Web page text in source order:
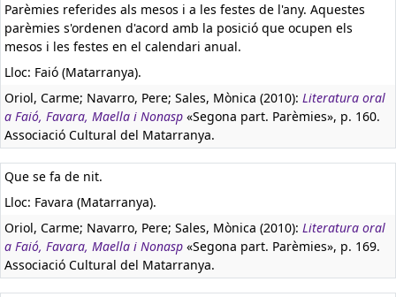
Parèmies referides als mesos i a les festes de l'any. Aquestes
parèmies s'ordenen d'acord amb la posició que ocupen els
mesos i les festes en el calendari anual.
Lloc: Faió (Matarranya).
Oriol, Carme; Navarro, Pere; Sales, Mònica (2010): Literatura oral
a Faió, Favara, Maella i Nonasp «Segona part. Parèmies», p. 160.
Associació Cultural del Matarranya.
Que se fa de nit.
Lloc: Favara (Matarranya).
Oriol, Carme; Navarro, Pere; Sales, Mònica (2010): Literatura oral
a Faió, Favara, Maella i Nonasp «Segona part. Parèmies», p. 169.
Associació Cultural del Matarranya.